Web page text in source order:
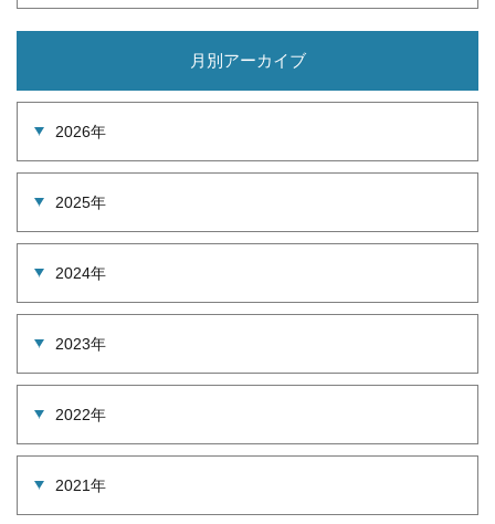
月別アーカイブ
2026年
2025年
2024年
2023年
2022年
2021年